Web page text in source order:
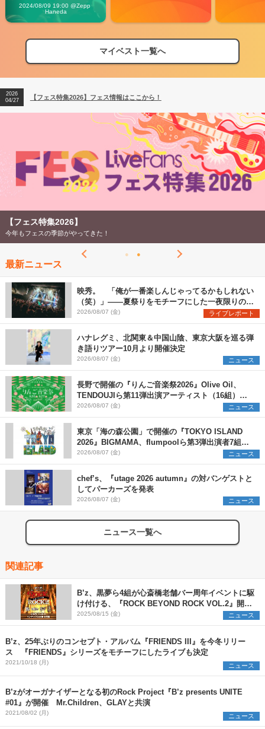
Vibes
2024/08/09 19:00 @Zepp
Haneda
マイベスト一覧へ
【フェス特集2026】フェス情報はここから！
【ライブ動員ランキング】2026年上半期編発表！
2026
04/27
【フェス特集2026】フェス情報はここから！
2026
【ライブ動員ランキング】2026年上半期編発表！
【フェス特集2026】
今年もフェスの季節がやってきた！
最新ニュース
映秀。 「俺が一番楽しんじゃってるかもしれない
（笑）」――夏祭りをモチーフにした一夜限りのス
ペシャルライブ『色祭』レポート
2026/08/07 (金) ライブレポート
ハナレグミ、北関東＆中国山陰、東京大阪を巡る弾
き語りツアー10月より開催決定
2026/08/07 (金) ニュース
長野で開催の『りんご音楽祭2026』Olive Oil、
TENDOUJIら第11弾出演アーティスト（16組）を
発表
2026/08/07 (金) ニュース
東京「海の森公園」で開催の『TOKYO ISLAND
2026』BIGMAMA、flumpoolら第3弾出演者7組を
発表 ワークショップ・アート出展者を募集
2026/08/07 (金) ニュース
chef’s、『utage 2026 autumn』の対バンゲストと
してパーカーズを発表
2026/08/07 (金) ニュース
ニュース一覧へ
関連記事
B’z、黒夢ら4組が心斎橋老舗バー周年イベントに駆
け付ける、『ROCK BEYOND ROCK VOL.2』開催
決定
2025/08/15 (金) ニュース
B’z、25年ぶりのコンセプト・アルバム『FRIENDS III』を今冬リリー
ス 『FRIENDS』シリーズをモチーフにしたライブも決定
2021/10/18 (月) ニュース
B’zがオーガナイザーとなる初のRock Project『B’z presents UNITE
#01』が開催 Mr.Children、GLAYと共演
2021/08/02 (月) ニュース